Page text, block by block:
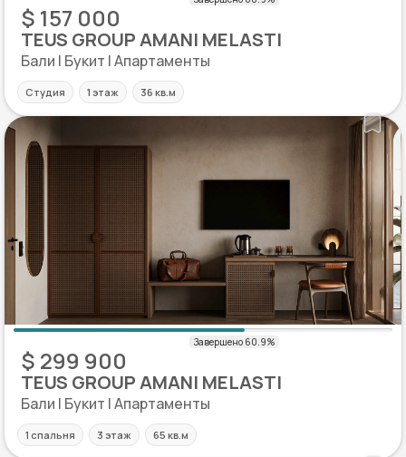
$ 157 000
TEUS GROUP AMANI MELASTI
Бали | Букит | Апартаменты
Студия 1 этаж 36 кв.м
$ 299 900
TEUS GROUP AMANI MELASTI
Бали | Букит | Апартаменты
1 спальня 3 этаж 65 кв.м